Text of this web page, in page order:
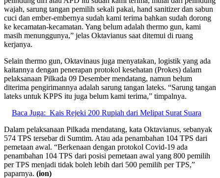
wajah, sarung tangan pemilih sekali pakai, hand sanitizer dan sabun
cuci dan ember-embernya sudah kami terima bahkan sudah dorong
ke kecamatan-kecamatan. Yang belum adalah thermo gun, kami
masih menunggunya,” jelas Oktavianus saat ditemui di ruang
kerjanya.
Selain thermo gun, Oktavinaus juga menyatakan, logistik yang ada
kaitannya dengan penerapan protokol kesehatan (Prokes) dalam
pelaksanaan Pilkada 09 Desember mendatang, namun belum
diterima pengirimannya adalah sarung tangan lateks. “Sarung tangan
lateks untuk KPPS itu juga belum kami terima,” timpalnya.
Baca Juga: Kais Rejeki 200 Rupiah dari Melipat Surat Suara
Dalam pelaksanaan Pilkada mendatang, kata Oktavianus, sebanyak
574 TPS tersebar di Sumtim. Atau ada penambahan 104 TPS dari
pemetaan awal. “Berkenaan dengan protokol Covid-19 ada
penambahan 104 TPS dari posisi pemetaan awal yang 800 pemilih
per TPS menjadi tidak boleh lebih dari 500 pemilih per TPS,”
paparnya. (ion)